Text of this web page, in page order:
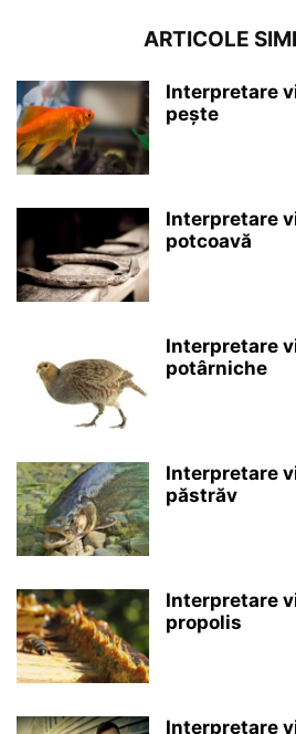
ARTICOLE
Interpretare
pește
Interpretare
potcoavă
Interpretare
potârniche
Interpretare
păstrăv
Interpretare
propolis
Interpretare